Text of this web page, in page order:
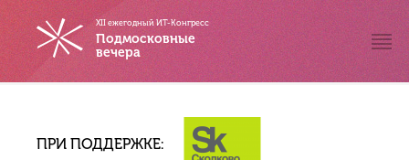
XII ежегодный ИТ-Конгресс
Подмосковные
вечера
ПРИ ПОДДЕРЖКЕ: